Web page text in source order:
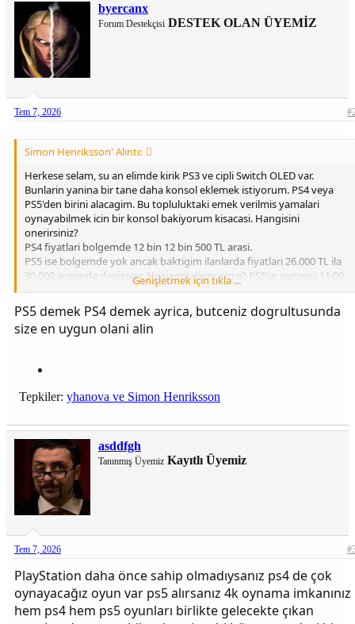
byercanx
Forum Destekçisi DESTEK OLAN ÜYEMİZ
Tem 7, 2026
Simon Henriksson' Alıntı:
Herkese selam, su an elimde kirik PS3 ve cipli Switch OLED var.
Bunlarin yanina bir tane daha konsol eklemek istiyorum. PS4 veya
PS5'den birini alacagim. Bu topluluktaki emek verilmis yamalari
oynayabilmek icin bir konsol bakiyorum kisacasi. Hangisini
onerirsiniz?
PS4 fiyatlari bolgemde 12 bin 12 bin 500 TL arasi.
PS5 ise bolgemde yok ancak baktigim ilanlarda fiyatlari 26.000 TL ila
30.000 arasinda degisiyor. Ne yapmaliyim sizce? PS5'in surumu 11.00.
50 dakika suruyor sanirim kirilmasi ama bekleme modunda
kullanabilirim. Benim icin sorun degil. Simdiden cevaplariniz icin
tesekkur ederim.
Genişletmek için tıkla ...
PS5 demek PS4 demek ayrica, butceniz dogrultusunda
size en uygun olani alin
Tepkiler: yhanova ve Simon Henriksson
asddfgh
Tanınmış Üyemiz Kayıtlı Üyemiz
Tem 7, 2026
PlayStation daha önce sahip olmadıysanız ps4 de çok
oynayacağız oyun var ps5 alırsanız 4k oynama imkanınız
hem ps4 hem ps5 oyunları birlikte gelecekte çıkan